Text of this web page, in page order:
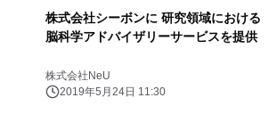
株式会社シーボンに 研究領域における
脳科学アドバイザリーサービスを提供
株式会社NeU
2019年5月24日 11:30